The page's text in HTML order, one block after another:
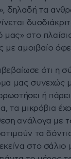
δηλαδή τα
μας» στο
με αμοιβαίο
ότι η
μας συνεχώς
ή
τα μικρόβια
ανάλογα με
τα
στο σάλιο